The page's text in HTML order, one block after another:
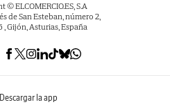
© ELCOMERCIO.ES, S.A
de San Esteban, número 2,
, Gijón, Asturias, España
Descargar la app